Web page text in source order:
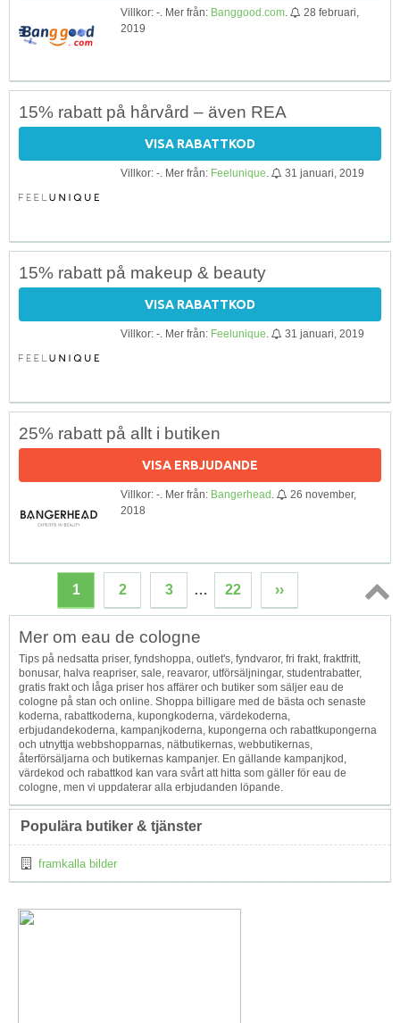
Villkor: -. Mer från: Banggood.com
28 februari,
2019
15% rabatt på hårvård – även REA
VISA RABATTKOD
Villkor: -. Mer från: Feelunique 31 januari, 2019
15% rabatt på makeup & beauty
VISA RABATTKOD
Villkor: -. Mer från: Feelunique 31 januari, 2019
25% rabatt på allt i butiken
VISA ERBJUDANDE
Villkor: -. Mer från: Bangerhead
26 november,
2018
1 2 3 … 22 ››
Topp
Mer om eau de cologne
Tips på nedsatta priser, fyndshoppa, outlet's, fyndvaror, fri frakt, fraktfritt,
bonusar, halva reapriser, sale, reavaror, utförsäljningar, studentrabatter,
gratis frakt och låga priser hos affärer och butiker som säljer eau de
cologne på stan och online. Shoppa billigare med de bästa och senaste
koderna, rabattkoderna, kupongkoderna, värdekoderna,
erbjudandekoderna, kampanjkoderna, kupongerna och rabattkupongerna
och utnyttja webbshopparnas, nätbutikernas, webbutikernas,
återförsäljarna och butikernas kampanjer. En gällande kampanjkod,
värdekod och rabattkod kan vara svårt att hitta som gäller för eau de
cologne, men vi uppdaterar alla erbjudanden löpande.
Populära butiker & tjänster
framkalla bilder